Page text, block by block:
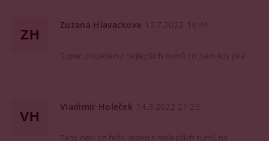
ZH
Zuzana Hlavackova 12.7.2022 14:44
Super piti,jeden z nejlepších rumů co jsem kdy pila
VH
Vladimír Holeček 14.3.2022 21:23
Tady není co řešit, jeden s nejlepších rumů na